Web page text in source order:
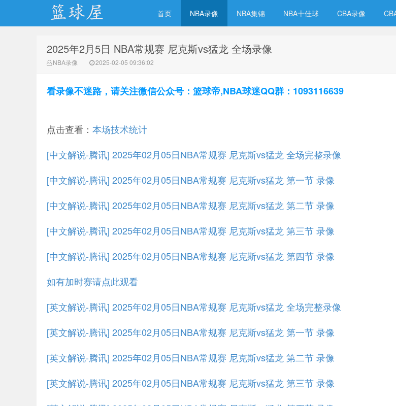
NBA录像吧
首页 NBA录像 NBA集锦 NBA十佳球 CBA录像
2025年2月5日 NBA常规赛 尼克斯vs猛龙 全场录像
NBA录像 2025-02-05 09:36:02
看录像不迷路，请关注微信公众号：篮球帝,NBA球迷QQ群：1093116639
点击查看： 本场技术统计
[中文解说-腾讯] 2025年02月05日NBA常规赛 尼克斯vs猛龙 全场完整录像
[中文解说-腾讯] 2025年02月05日NBA常规赛 尼克斯vs猛龙 第一节 录像
[中文解说-腾讯] 2025年02月05日NBA常规赛 尼克斯vs猛龙 第二节 录像
[中文解说-腾讯] 2025年02月05日NBA常规赛 尼克斯vs猛龙 第三节 录像
[中文解说-腾讯] 2025年02月05日NBA常规赛 尼克斯vs猛龙 第四节 录像
如有加时赛请点此观看
[英文解说-腾讯] 2025年02月05日NBA常规赛 尼克斯vs猛龙 全场完整录像
[英文解说-腾讯] 2025年02月05日NBA常规赛 尼克斯vs猛龙 第一节 录像
[英文解说-腾讯] 2025年02月05日NBA常规赛 尼克斯vs猛龙 第二节 录像
[英文解说-腾讯] 2025年02月05日NBA常规赛 尼克斯vs猛龙 第三节 录像